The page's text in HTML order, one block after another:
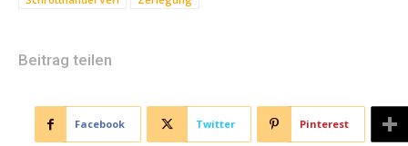
Beitrag teilen
Facebook Twitter Pinterest